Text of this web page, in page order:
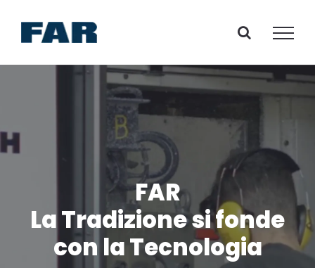
FAR
La Tradizione si fonde
con la Tecnologia